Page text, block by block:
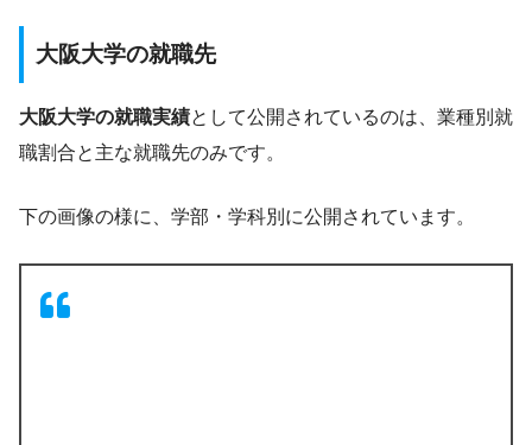
大阪大学の就職先
大阪大学の就職実績として公開されているのは、業種別就
職割合と主な就職先のみです。
下の画像の様に、学部・学科別に公開されています。